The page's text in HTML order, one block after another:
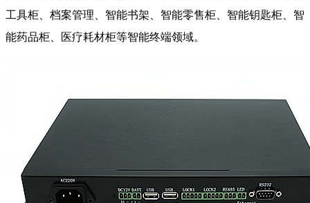
工具柜、档案管理、智能书架、智能零售柜、智能钥匙柜、智
能药品柜、医疗耗材柜等智能终端领域。